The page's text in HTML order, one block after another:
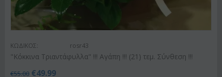
ΚΩΔΙΚΟΣ: rosr43
"Κόκκινα Τριαντάφυλλα" !!! Αγάπη !!! (21) τεμ. Σύνθεση !!!
€55.00 €49.99